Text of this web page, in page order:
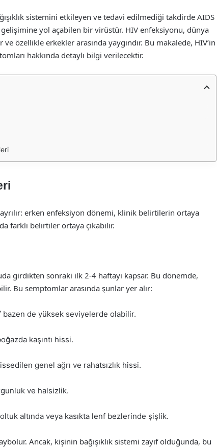
sistemini etkileyen ve tedavi edilmediği takdirde AIDS
gelişimine yol açabilen bir virüstür. HIV enfeksiyonu, dünya
özellikle erkekler arasında yaygındır. Bu makalede, HIV’in
hakkında detaylı bilgi verilecektir.
erken enfeksiyon dönemi, klinik belirtilerin ortaya
farklı belirtiler ortaya çıkabilir.
girdikten sonraki ilk 2-4 haftayı kapsar. Bu dönemde,
Bu semptomlar arasında şunlar yer alır:
bazen de yüksek seviyelerde olabilir.
kaşıntı hissi.
genel ağrı ve rahatsızlık hissi.
ve halsizlik.
altında veya kasıkta lenf bezlerinde şişlik.
Ancak, kişinin bağışıklık sistemi zayıf olduğunda, bu